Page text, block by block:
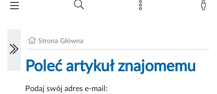
Strona Główna
Poleć artykuł znajomemu
Podaj swój adres e-mail: